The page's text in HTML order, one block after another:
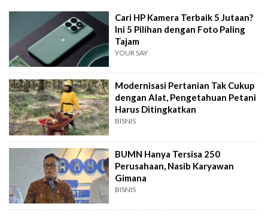
Cari HP Kamera Terbaik 5 Jutaan?
Ini 5 Pilihan dengan Foto Paling
Tajam
YOUR SAY
Modernisasi Pertanian Tak Cukup
dengan Alat, Pengetahuan Petani
Harus Ditingkatkan
BISNIS
BUMN Hanya Tersisa 250
Perusahaan, Nasib Karyawan
Gimana
BISNIS